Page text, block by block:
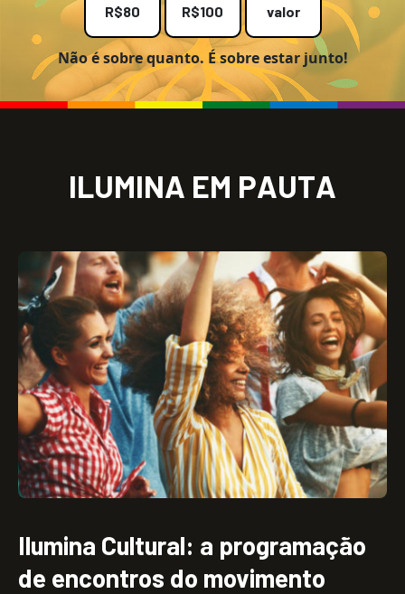
R$80 R$100
valor
Não é sobre quanto. É sobre estar junto!
ILUMINA EM PAUTA
Abertura Viva: o início silencioso
e profundo do Ilumina Brasil